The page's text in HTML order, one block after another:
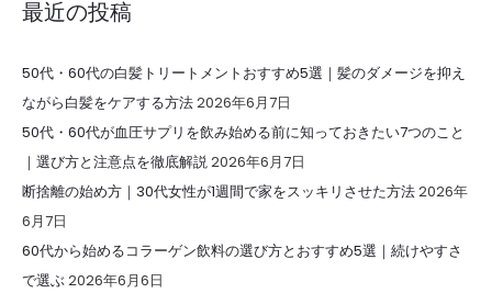
最近の投稿
50代・60代の白髪トリートメントおすすめ5選｜髪のダメージを抑え
ながら白髪をケアする方法2026年6月7日
50代・60代が血圧サプリを飲み始める前に知っておきたい7つのこと
｜選び方と注意点を徹底解説2026年6月7日
断捨離の始め方｜30代女性が1週間で家をスッキリさせた方法2026年
6月7日
60代から始めるコラーゲン飲料の選び方とおすすめ5選｜続けやすさ
で選ぶ2026年6月6日